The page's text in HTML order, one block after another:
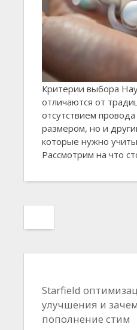
Критерии выбора
отличаются от
отсутствием
размером, но и
которые нужно
Рассмотрим на что
Starfield
улучшения и
пополнение стим